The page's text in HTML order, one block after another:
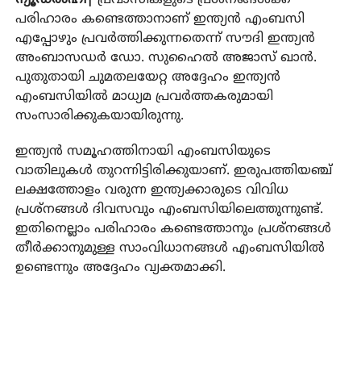
പരിഹാരം കണ്ടെത്താനാണ് ഇന്ത്യന്‍ എംബസി
എപ്പോഴും പ്രവര്‍ത്തിക്കുന്നതെന്ന് സൗദി ഇന്ത്യന്‍
അംബാസഡര്‍ ഡോ. സുഹൈല്‍ അജാസ് ഖാന്‍.
പുതുതായി ചുമതലയേറ്റ അദ്ദേഹം ഇന്ത്യന്‍
എംബസിയില്‍ മാധ്യമ പ്രവര്‍ത്തകരുമായി
സംസാരിക്കുകയായിരുന്നു.
ഇന്ത്യന്‍ സമൂഹത്തിനായി എംബസിയുടെ
വാതിലുകള്‍ തുറന്നിട്ടിരിക്കുയാണ്. ഇരുപത്തിയഞ്ച്
ലക്ഷത്തോളം വരുന്ന ഇന്ത്യക്കാരുടെ വിവിധ
പ്രശ്നങ്ങള്‍ ദിവസവും എംബസിയിലെത്തുന്നുണ്ട്.
ഇതിനെല്ലാം പരിഹാരം കണ്ടെത്താനും പ്രശ്നങ്ങള്‍
തീര്‍ക്കാനുമുള്ള സാംവിധാനങ്ങള്‍ എംബസിയില്‍
ഉണ്ടെന്നും അദ്ദേഹം വ്യക്തമാക്കി.